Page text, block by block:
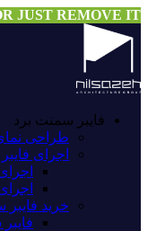
JUST REMOVE IT…
فایبر سمنت برد
طراحی
اجرای
خرید